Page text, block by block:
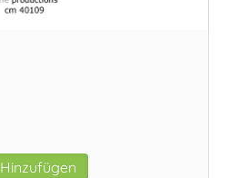
Hinzufügen